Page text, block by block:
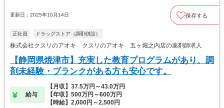
更新日：2025年10月14日 保存する
正社員 ドラッグストア（調剤併設）
株式会社クスリのアオキ クスリのアオキ 五ヶ堀之内店の薬剤師求人
【静岡県焼津市】充実した教育プログラムがあり、調
剤未経験・ブランクがある方も安心です。
給与
【月収】37.5万円～43.0万円
【年収】500万円～600万円
【時給】2,000円～2,500円